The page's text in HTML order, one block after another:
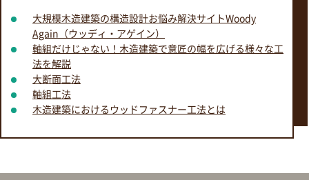
大規模木造建築の構造設計お悩み解決サイトWoody
Again（ウッディ・アゲイン）
軸組だけじゃない！木造建築で意匠の幅を広げる様々な工
法を解説
大断面工法
軸組工法
木造建築におけるウッドファスナー工法とは